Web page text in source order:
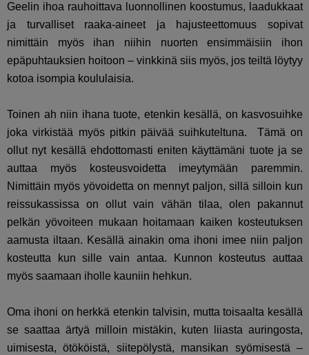
Geelin ihoa rauhoittava luonnollinen koostumus, laadukkaat
ja turvalliset raaka-aineet ja hajusteettomuus sopivat
nimittäin myös ihan niihin nuorten ensimmäisiin ihon
epäpuhtauksien hoitoon – vinkkinä siis myös, jos teiltä löytyy
kotoa isompia koululaisia.
Toinen ah niin ihana tuote, etenkin kesällä, on kasvosuihke
joka virkistää myös pitkin päivää suihkuteltuna. Tämä on
ollut nyt kesällä ehdottomasti eniten käyttämäni tuote ja se
auttaa myös kosteusvoidetta imeytymään paremmin.
Nimittäin myös yövoidetta on mennyt paljon, sillä silloin kun
reissukassissa on ollut vain vähän tilaa, olen pakannut
pelkän yövoiteen mukaan hoitamaan kaiken kosteutuksen
aamusta iltaan. Kesällä ainakin oma ihoni imee niin paljon
kosteutta kun sille vain antaa. Kunnon kosteutus auttaa
myös saamaan iholle kauniin hehkun.
Oma ihoni on herkkä etenkin talvisin, mutta toisaalta kesällä
se saattaa ärtyä milloin mistäkin, kuten liiasta auringosta,
uimisesta, ötököistä, siitepölystä, mansikan syömisestä –